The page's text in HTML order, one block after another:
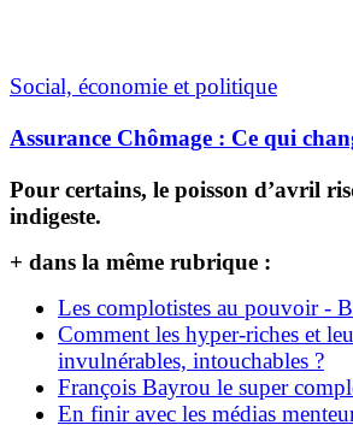
Social, économie et politique
Assurance Chômage : Ce qui
Pour certains, le poisson d’avril
indigeste.
+ dans la même rubrique :
Les complotistes au pouvoir -
Comment les hyper-riches et
invulnérables, intouchables ?
François Bayrou le super
En finir avec les médias